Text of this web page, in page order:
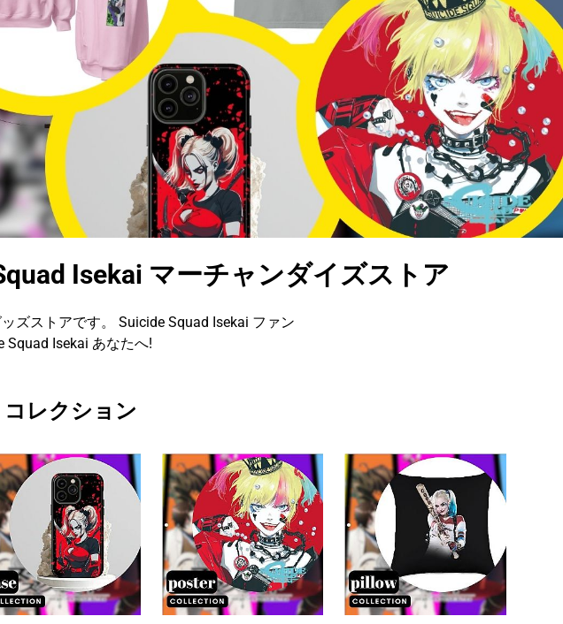
Isekai マーチャンダイズストア
ズストアです。 Suicide Squad Isekai ファン
Squad Isekai あなたへ!
レクション